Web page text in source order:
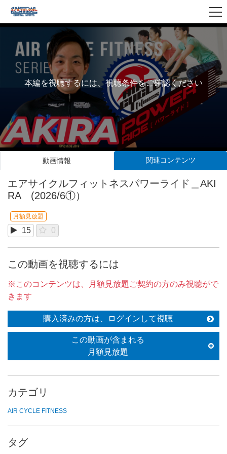
本編を視聴するには、視聴条件をご確認ください
動画情報 関連コンテンツ
エアサイクルフィットネスパワーライド＿AKI
RA (2026/6①）
月額見放題
15 0
この動画を視聴するには
※このコンテンツは、月額見放題ご契約の方のみ視聴がで
きます
購入済みの方は、ログインして視聴
この動画が含まれる
月額見放題
カテゴリ
AIR CYCLE FITNESS
タグ